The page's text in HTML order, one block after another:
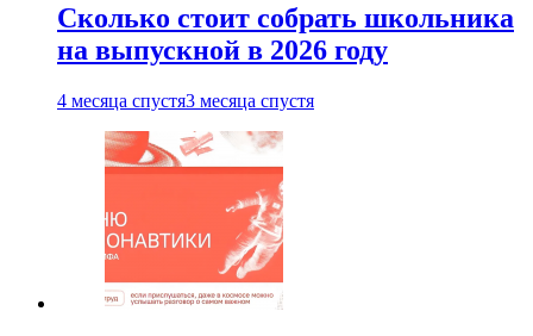
Сколько стоит собрать школьника
на выпускной в 2026 году
4 месяца спустя3 месяца спустя